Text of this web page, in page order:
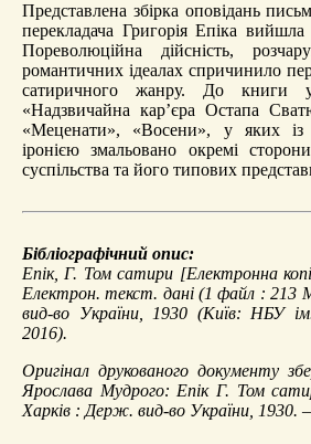
Представлена збірка оповідань
перекладача Григорія Епіка
Пореволюційна дійсність,
романтичних ідеалах спричинило
сатиричного жанру. До книги
«Надзвичайна кар’єра Остапа
«Меценати», «Восени», у яких
іронією змальовано окремі
суспільства та його типових
Бібліографічний опис:
Епік, Г. Том сатири [Електронна
Електрон. текст. дані (1 файл :
вид-во України, 1930 (Київ: НБУ
2016).
Оригінал друкованого документу
Ярослава Мудрого: Епік Г. Том
Харків : Держ. вид-во України, 1930.